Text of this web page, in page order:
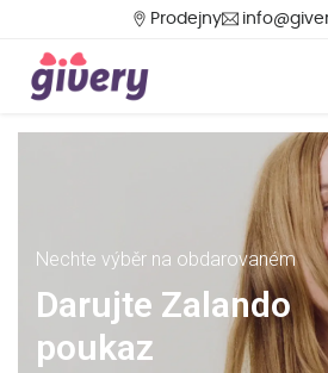
Prodejny
Nechte výběr na obdarovaném
Darujte Zalando
poukaz
Poukazy H&M